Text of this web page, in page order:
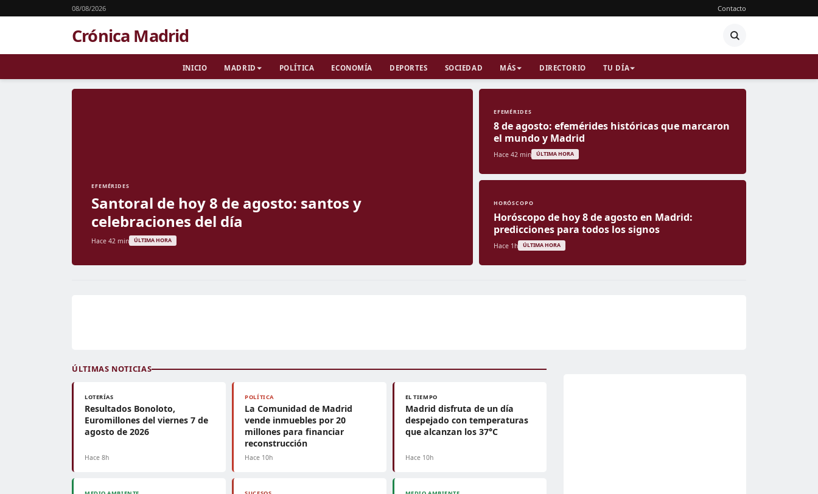
08/08/2026 Contacto
Crónica Madrid
INICIO MADRID POLÍTICA ECONOMÍA DEPORTES SOCIEDAD MÁS DIRECTORIO TU DÍA
EFEMÉRIDES
Santoral de hoy 8 de agosto: santos y
celebraciones del día
Hace 42 min ÚLTIMA HORA
EFEMÉRIDES
8 de agosto: efemérides históricas que marcaron
el mundo y Madrid
Hace 42 min ÚLTIMA HORA
HORÓSCOPO
Horóscopo de hoy 8 de agosto en Madrid:
predicciones para todos los signos
Hace 1h ÚLTIMA HORA
ÚLTIMAS NOTICIAS
LOTERÍAS
Resultados Bonoloto,
Euromillones del viernes 7 de
agosto de 2026
Hace 8h
POLÍTICA
La Comunidad de Madrid
vende inmuebles por 20
millones para financiar
reconstrucción
Hace 10h
EL TIEMPO
Madrid disfruta de un día
despejado con temperaturas
que alcanzan los 37°C
Hace 10h